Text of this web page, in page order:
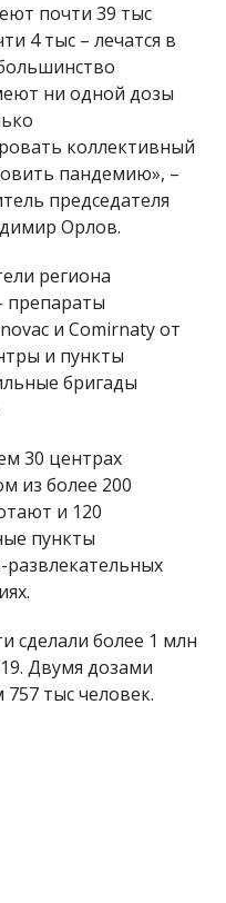
почти 39 тыс
4 тыс – лечатся в
ни одной дозы
коллективный
пандемию», –
председателя
Орлов.
региона
препараты
и Comirnaty от
и пункты
бригады
30 центрах
из более 200
и 120
пункты
сделали более 1 млн
Двумя дозами
тыс человек.